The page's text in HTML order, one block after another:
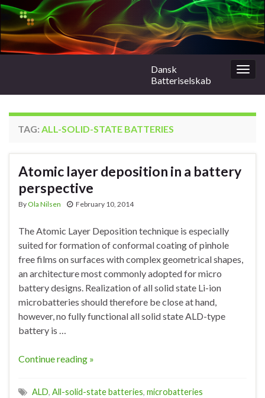
Dansk
Batteriselskab
TAG: ALL-SOLID-STATE BATTERIES
Atomic layer deposition in a battery
perspective
By Ola Nilsen February 10, 2014
The Atomic Layer Deposition technique is especially
suited for formation of conformal coating of pinhole
free films on surfaces with complex geometrical shapes,
an architecture most commonly adopted for micro
battery designs. Realization of all solid state Li-ion
microbatteries should therefore be close at hand,
however, no fully functional all solid state ALD-type
battery is …
Continue reading »
ALD, All-solid-state batteries, microbatteries